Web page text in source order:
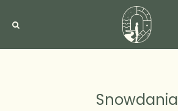
Snowdania